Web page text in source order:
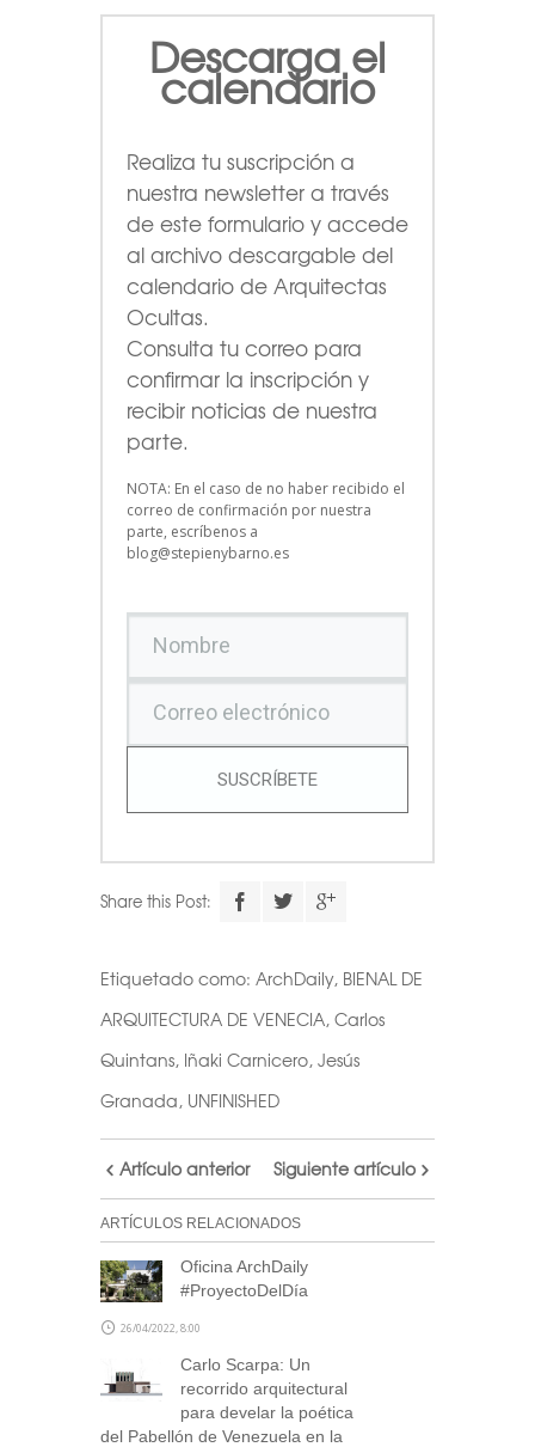
Descarga el
calendario
Realiza tu suscripción a
nuestra newsletter a través
de este formulario y accede
al archivo descargable del
calendario de Arquitectas
Ocultas.
Consulta tu correo para
confirmar la inscripción y
recibir noticias de nuestra
parte.
NOTA: En el caso de no haber recibido el
correo de confirmación por nuestra
parte, escríbenos a
blog@stepienybarno.es
SUSCRÍBETE
Share this Post:
Etiquetado como: ArchDaily, BIENAL DE
ARQUITECTURA DE VENECIA, Carlos
Quintans, Iñaki Carnicero, Jesús
Granada, UNFINISHED
Artículo anterior Siguiente artículo
ARTÍCULOS RELACIONADOS
Oficina ArchDaily
#ProyectoDelDía
26/04/2022, 8:00
Carlo Scarpa: Un
recorrido arquitectural
para develar la poética
del Pabellón de Venezuela en la